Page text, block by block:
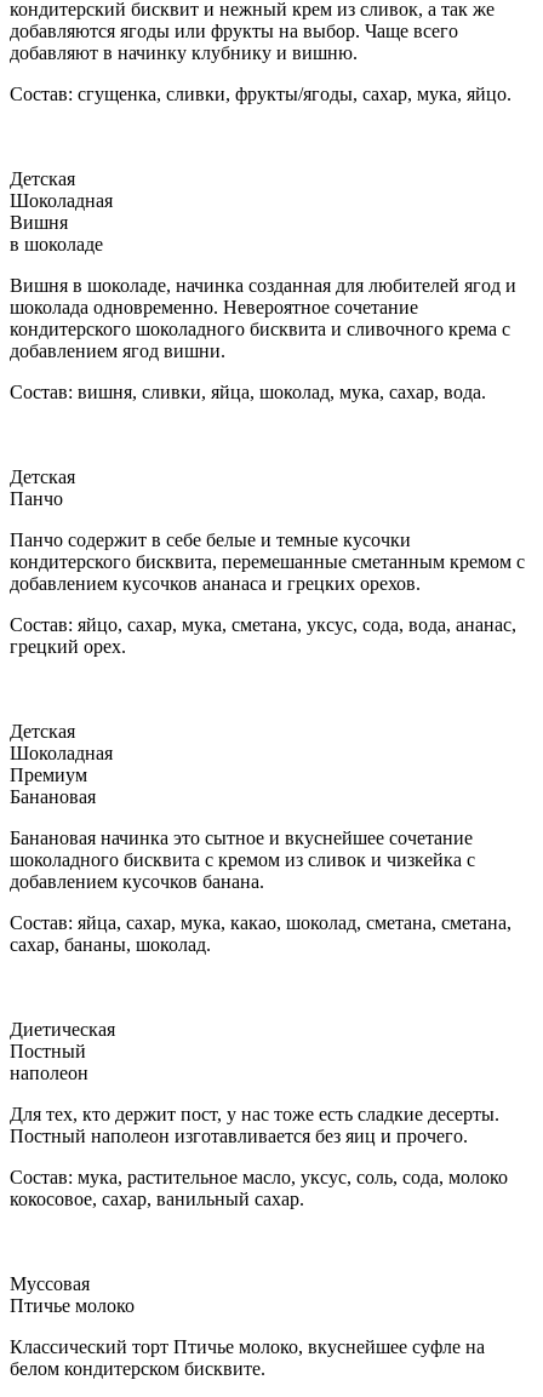
кондитерский бисквит и нежный крем из сливок, а так же
добавляются ягоды или фрукты на выбор. Чаще всего
добавляют в начинку клубнику и вишню.
Состав: сгущенка, сливки, фрукты/ягоды, сахар, мука, яйцо.
Детская
Шоколадная
Вишня
в шоколаде
Вишня в шоколаде, начинка созданная для любителей ягод и
шоколада одновременно. Невероятное сочетание
кондитерского шоколадного бисквита и сливочного крема с
добавлением ягод вишни.
Состав: вишня, сливки, яйца, шоколад, мука, сахар, вода.
Детская
Панчо
Панчо содержит в себе белые и темные кусочки
кондитерского бисквита, перемешанные сметанным кремом с
добавлением кусочков ананаса и грецких орехов.
Состав: яйцо, сахар, мука, сметана, уксус, сода, вода, ананас,
грецкий орех.
Детская
Шоколадная
Премиум
Банановая
Банановая начинка это сытное и вкуснейшее сочетание
шоколадного бисквита с кремом из сливок и чизкейка с
добавлением кусочков банана.
Состав: яйца, сахар, мука, какао, шоколад, сметана, сметана,
сахар, бананы, шоколад.
Диетическая
Постный
наполеон
Для тех, кто держит пост, у нас тоже есть сладкие десерты.
Постный наполеон изготавливается без яиц и прочего.
Состав: мука, растительное масло, уксус, соль, сода, молоко
кокосовое, сахар, ванильный сахар.
Муссовая
Птичье молоко
Классический торт Птичье молоко, вкуснейшее суфле на
белом кондитерском бисквите.